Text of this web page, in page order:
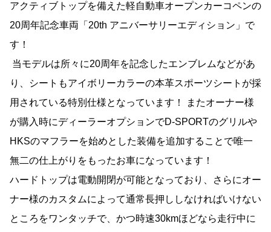
アクティブトップを備えた軽自動車オープンカーコペンの
20周年記念車両「20th アニバーサリーエディション」で
す！
当モデルは所々に20周年を記念したエンブレムなどがあ
り、シートもアイボリーカラーの本革スポーツシートが採
用されている特別仕様となっています！ またオーナー様
が購入時にディーラーオプションでD-SPORTのグリルや
HKSのマフラーを始めとした装備を追加することで唯一
無二の仕上がりをもったお車になっています！
ハードトップは電動開閉が可能となっており、さらにオー
ナー様のカスタムによって通常長押ししなければいけない
ところをワンタッチで、かつ時速30kmほどなら走行中に